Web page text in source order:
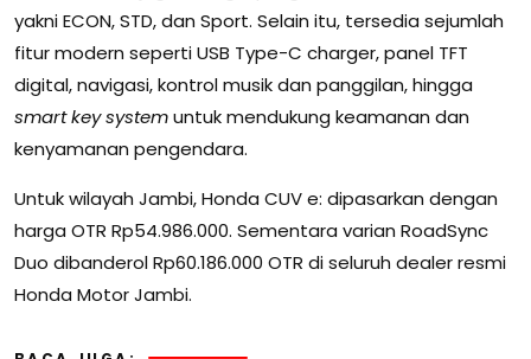
yakni ECON, STD, dan Sport. Selain itu, tersedia sejumlah
fitur modern seperti USB Type-C charger, panel TFT
digital, navigasi, kontrol musik dan panggilan, hingga
smart key systemuntuk mendukung keamanan dan
kenyamanan pengendara.
Untuk wilayah Jambi, Honda CUV e: dipasarkan dengan
harga OTR Rp54.986.000. Sementara varian RoadSync
Duo dibanderol Rp60.186.000 OTR di seluruh dealer resmi
Honda Motor Jambi.